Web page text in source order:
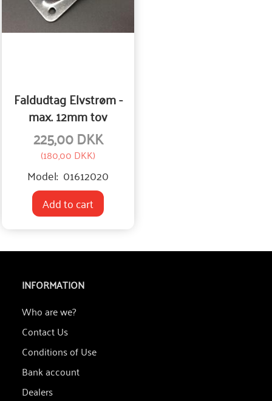
Faldudtag Elvstrøm -
max. 12mm tov
225,00 DKK
(180,00 DKK)
Model: 01612020
Add to cart
INFORMATION
Who are we?
Contact Us
Conditions of Use
Bank account
Dealers